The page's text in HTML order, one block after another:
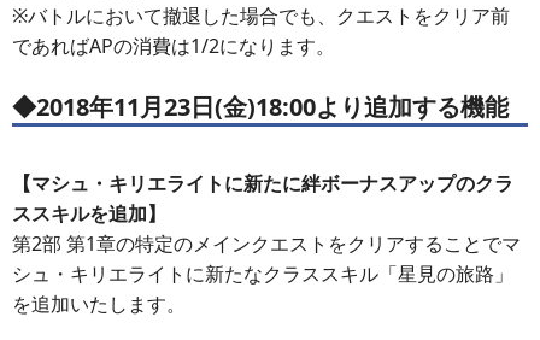
※バトルにおいて撤退した場合でも、クエストをクリア前
であればAPの消費は1/2になります。
◆2018年11月23日(金)18:00より追加する機能
【マシュ・キリエライトに新たに絆ボーナスアップのクラ
ススキルを追加】
第2部 第1章の特定のメインクエストをクリアすることでマ
シュ・キリエライトに新たなクラススキル「星見の旅路」
を追加いたします。